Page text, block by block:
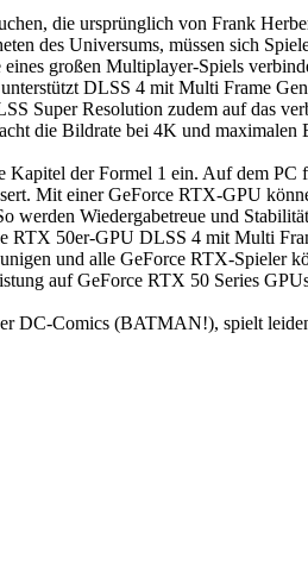
die ursprünglich von Frank
des Universums, müssen sich
großen Multiplayer-Spiels
DLSS 4 mit Multi Frame
Super Resolution zudem auf das
die Bildrate bei 4K und maximalen
der Formel 1 ein. Auf dem PC
Mit einer GeForce RTX-GPU
werden Wiedergabetreue und
RTX 50er-GPU DLSS 4 mit Multi
und alle GeForce RTX-Spieler
auf GeForce RTX 50 Series
DC-Comics (BATMAN!), spielt